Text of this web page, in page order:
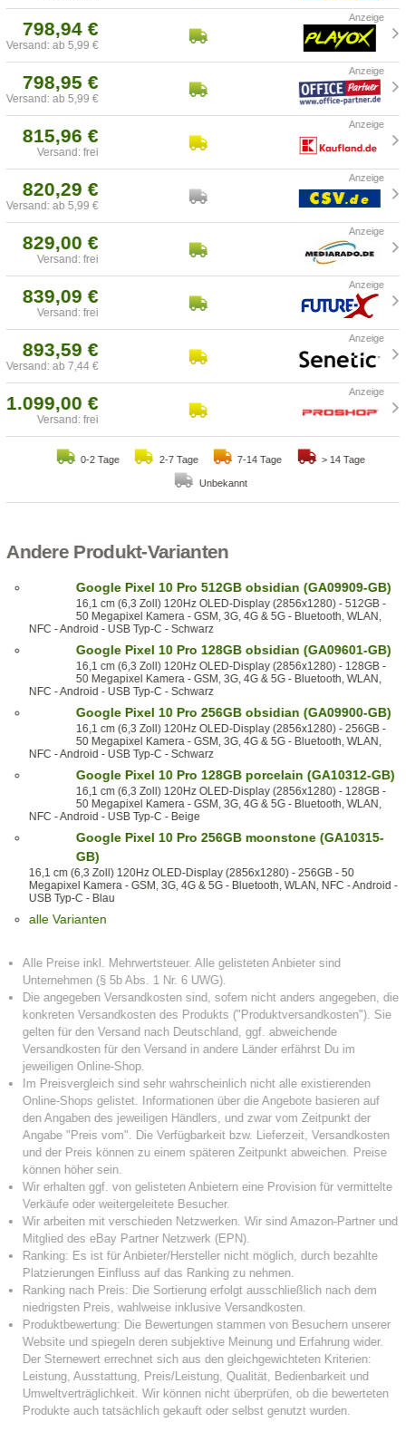
798,94 €
Versand: ab 5,99 €
798,95 €
Versand: ab 5,99 €
815,96 €
Versand: frei
820,29 €
Versand: ab 5,99 €
829,00 €
Versand: frei
839,09 €
Versand: frei
893,59 €
Versand: ab 7,44 €
1.099,00 €
Versand: frei
0-2 Tage 2-7 Tage 7-14 Tage > 14 Tage
Unbekannt
Andere Produkt-Varianten
Google Pixel 10 Pro 512GB obsidian (GA09909-GB)
16,1 cm (6,3 Zoll) 120Hz OLED-Display (2856x1280) - 512GB -
50 Megapixel Kamera - GSM, 3G, 4G & 5G - Bluetooth, WLAN,
NFC - Android - USB Typ-C - Schwarz
Google Pixel 10 Pro 128GB obsidian (GA09601-GB)
16,1 cm (6,3 Zoll) 120Hz OLED-Display (2856x1280) - 128GB -
50 Megapixel Kamera - GSM, 3G, 4G & 5G - Bluetooth, WLAN,
NFC - Android - USB Typ-C - Schwarz
Google Pixel 10 Pro 256GB obsidian (GA09900-GB)
16,1 cm (6,3 Zoll) 120Hz OLED-Display (2856x1280) - 256GB -
50 Megapixel Kamera - GSM, 3G, 4G & 5G - Bluetooth, WLAN,
NFC - Android - USB Typ-C - Schwarz
Google Pixel 10 Pro 128GB porcelain (GA10312-GB)
16,1 cm (6,3 Zoll) 120Hz OLED-Display (2856x1280) - 128GB -
50 Megapixel Kamera - GSM, 3G, 4G & 5G - Bluetooth, WLAN,
NFC - Android - USB Typ-C - Beige
Google Pixel 10 Pro 256GB moonstone (GA10315-
GB)
16,1 cm (6,3 Zoll) 120Hz OLED-Display (2856x1280) - 256GB - 50
Megapixel Kamera - GSM, 3G, 4G & 5G - Bluetooth, WLAN, NFC - Android -
USB Typ-C - Blau
alle Varianten